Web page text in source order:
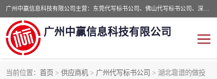
广州中赢信息科技有限公司主营：东莞代写标书公司、佛山代写标书公司、深圳代写标书公司等,食品类标书、工程类类标书,经验丰富的标书制作团队,24小时加急服务,多对一服务。
广州中赢信息科技有限公司
当前位置： 首页 > 供应商机 > 广州代写标书公司 > 湖北靠谱的做投